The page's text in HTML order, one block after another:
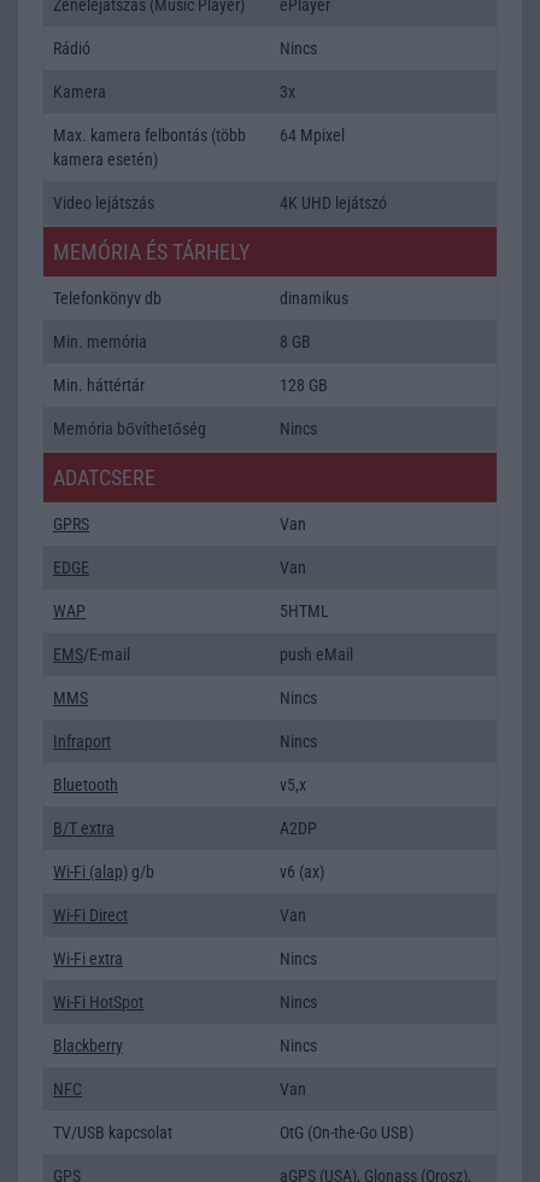
Zenelejátszás (Music Player) ePlayer
Rádió Nincs
Kamera 3x
Max. kamera felbontás (több
kamera esetén)
64 Mpixel
Video lejátszás 4K UHD lejátszó
MEMÓRIA ÉS TÁRHELY
Telefonkönyv db dinamikus
Min. memória 8 GB
Min. háttértár 128 GB
Memória bővíthetőség Nincs
ADATCSERE
GPRS Van
EDGE Van
WAP 5HTML
EMS/E-mail push eMail
MMS Nincs
Infraport Nincs
Bluetooth v5,x
B/T extra A2DP
Wi-Fi (alap) g/b v6 (ax)
Wi-Fi Direct Van
Wi-Fi extra Nincs
Wi-Fi HotSpot Nincs
Blackberry Nincs
NFC Van
TV/USB kapcsolat OtG (On-the-Go USB)
GPS
aGPS (USA), Glonass (Orosz),